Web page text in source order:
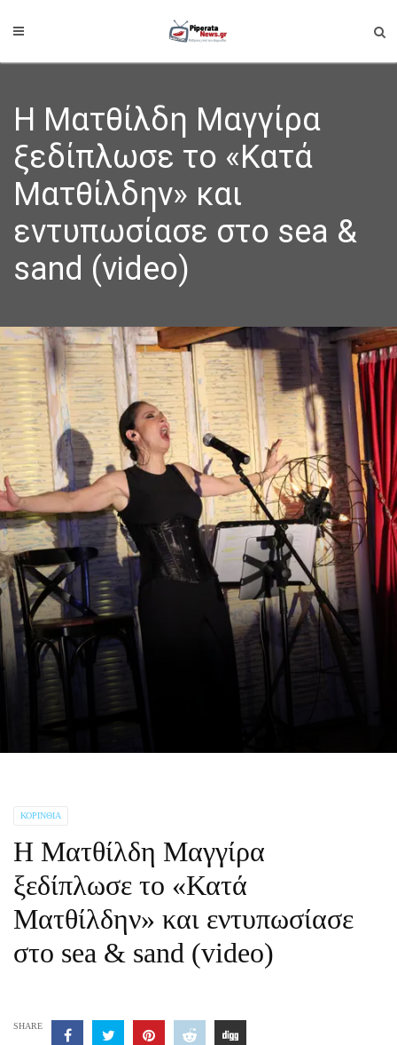
Η Ματθίλδη Μαγγίρα
ξεδίπλωσε το «Κατά
Ματθίλδην» και
εντυπωσίασε στο sea &
sand (video)
ΚΟΡΙΝΘΊΑ
Η Ματθίλδη Μαγγίρα
ξεδίπλωσε το «Κατά
Ματθίλδην» και εντυπωσίασε
στο sea & sand (video)
SHARE